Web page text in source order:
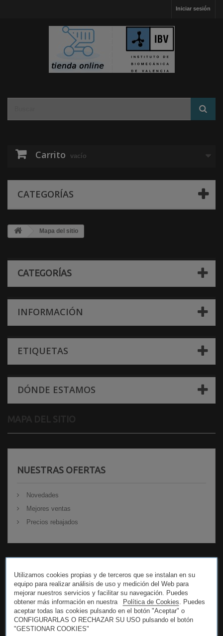
Iniciar sesión
Carrito vacío
CATEGORÍAS
Utilizamos cookies propias y de terceros que se instalan en su
equipo para realizar análisis de uso y medición del Web para
mejorar nuestros servicios y facilitar su navegación. Puedes
obtener más información en nuestra
Política de Cookies . Puedes
aceptar todas las cookies pulsando en el botón "Aceptar" o
CONFIGURARLAS O RECHAZAR SU USO pulsando el botón
"GESTIONAR COOKIES"
Mapa del sitio
CATEGORÍAS
INFORMACIÓN
ETIQUETAS
DÓNDE ESTAMOS
NUESTRAS OFERTAS
Novedades
Mejores ventas
Precios rebajados
SU CUENTA
Autentificación
Crear nueva cuenta